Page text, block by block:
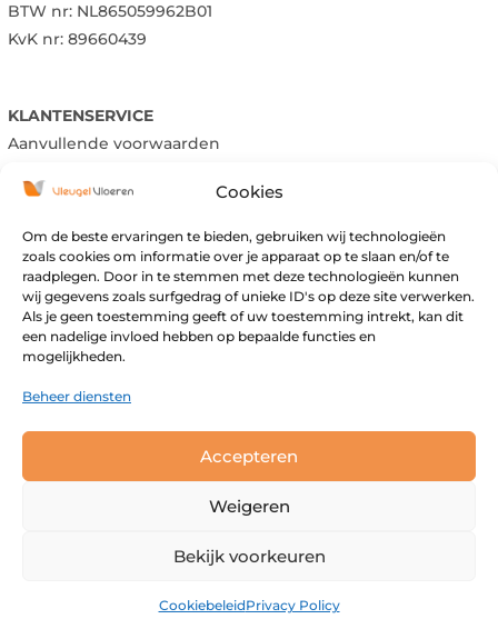
Cookies
Om de beste ervaringen te bieden, gebruiken wij technologieën
zoals cookies om informatie over je apparaat op te slaan en/of te
raadplegen. Door in te stemmen met deze technologieën kunnen
wij gegevens zoals surfgedrag of unieke ID's op deze site verwerken.
Als je geen toestemming geeft of uw toestemming intrekt, kan dit
een nadelige invloed hebben op bepaalde functies en
mogelijkheden.
Beheer diensten
Accepteren
Weigeren
Bekijk voorkeuren
CookiebeleidPrivacy Policy
BTW nr: NL865059962B01
KvK nr: 89660439
KLANTENSERVICE
Aanvullende voorwaarden
Klachtenregeling
Herroepingsrecht
NAVIGEER VERDER
Assortiment
Inspiratie
Over ons
09:00 – 17:00